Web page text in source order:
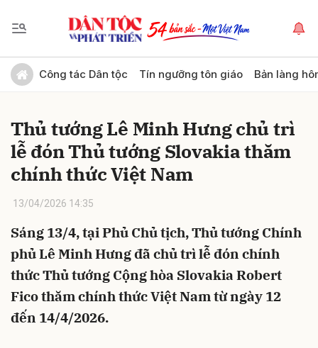
Công tác Dân tộc Tín ngưỡng tôn giáo Bản làng
Thủ tướng Lê Minh Hưng chủ trì
lễ đón Thủ tướng Slovakia thăm
chính thức Việt Nam
13/04/2026 14:35
Sáng 13/4, tại Phủ Chủ tịch, Thủ tướng Chính
phủ Lê Minh Hưng đã chủ trì lễ đón chính
thức Thủ tướng Cộng hòa Slovakia Robert
Fico thăm chính thức Việt Nam từ ngày 12
đến 14/4/2026.
Gửi bình luận